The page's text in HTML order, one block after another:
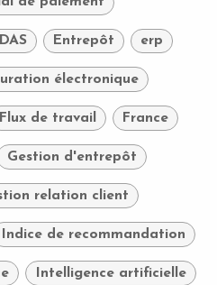
Entrepôt erp
électronique
Flux de travail France
Gestion d'entrepôt
relation client
Indice de recommandation
Intelligence artificielle